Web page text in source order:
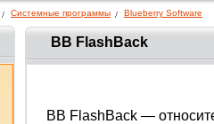
Системные программы Blueberry Software
BB FlashBack
BB FlashBack —